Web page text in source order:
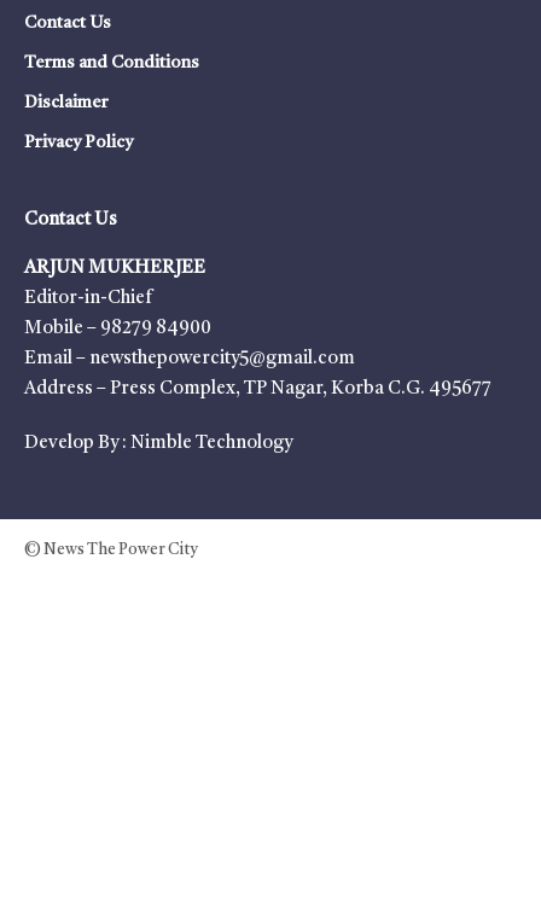
Contact Us
Terms and Conditions
Disclaimer
Privacy Policy
Contact Us
ARJUN MUKHERJEE
Editor-in-Chief
Mobile – 98279 84900
Email – newsthepowercity5@gmail.com
Address – Press Complex, TP Nagar, Korba C.G. 495677
Develop By : Nimble Technology
© News The Power City